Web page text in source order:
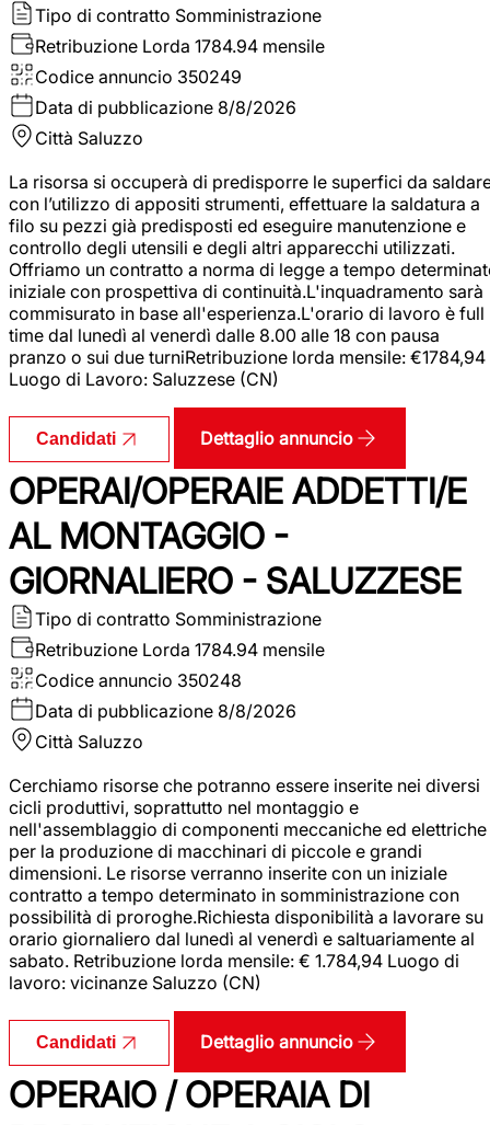
Tipo di contratto Somministrazione
Retribuzione Lorda 1784.94 mensile
Codice annuncio 350249
Data di pubblicazione 8/8/2026
Città Saluzzo
La risorsa si occuperà di predisporre le superfici da
con l’utilizzo di appositi strumenti, effettuare la saldatura a
filo su pezzi già predisposti ed eseguire manutenzione e
controllo degli utensili e degli altri apparecchi utilizzati.
Offriamo un contratto a norma di legge a tempo
iniziale con prospettiva di continuità.L'inquadramento sarà
commisurato in base all'esperienza.L'orario di lavoro è full
time dal lunedì al venerdì dalle 8.00 alle 18 con pausa
pranzo o sui due turniRetribuzione lorda mensile: €1784,94
Luogo di Lavoro: Saluzzese (CN)
Candidati Dettaglio annuncio
OPERAI/OPERAIE ADDETTI/E
AL MONTAGGIO -
GIORNALIERO - SALUZZESE
Tipo di contratto Somministrazione
Retribuzione Lorda 1784.94 mensile
Codice annuncio 350248
Data di pubblicazione 8/8/2026
Città Saluzzo
Cerchiamo risorse che potranno essere inserite nei diversi
cicli produttivi, soprattutto nel montaggio e
nell'assemblaggio di componenti meccaniche ed elettriche
per la produzione di macchinari di piccole e grandi
dimensioni. Le risorse verranno inserite con un iniziale
contratto a tempo determinato in somministrazione con
possibilità di proroghe.Richiesta disponibilità a lavorare su
orario giornaliero dal lunedì al venerdì e saltuariamente al
sabato. Retribuzione lorda mensile: € 1.784,94 Luogo di
lavoro: vicinanze Saluzzo (CN)
Candidati Dettaglio annuncio
OPERAIO / OPERAIA DI